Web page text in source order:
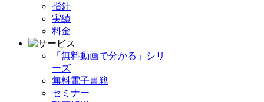
指針
実績
料金
「無料動画で分かる」シリ
ーズ
無料電子書籍
セミナー